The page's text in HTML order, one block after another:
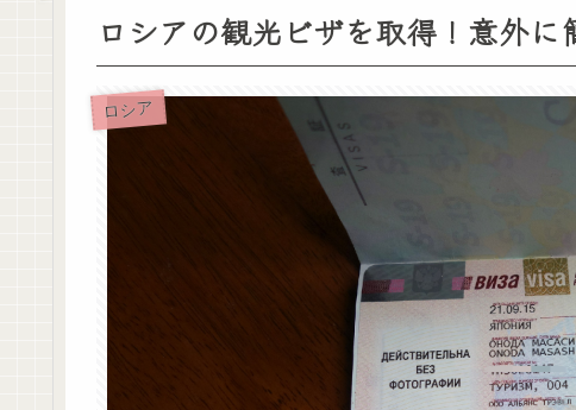
ロシアの観光ビザを取得！意外に
ロシア